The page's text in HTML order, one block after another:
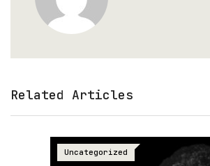
Related Articles
Uncategorized